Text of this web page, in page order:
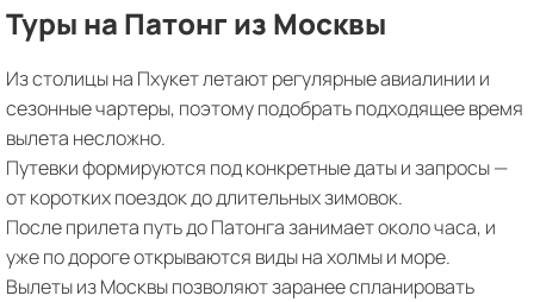
Туры на Патонг из Москвы
Из столицы на Пхукет летают регулярные авиалинии и
сезонные чартеры, поэтому подобрать подходящее время
вылета несложно.
Путевки формируются под конкретные даты и запросы —
от коротких поездок до длительных зимовок.
После прилета путь до Патонга занимает около часа, и
уже по дороге открываются виды на холмы и море.
Вылеты из Москвы позволяют заранее спланировать